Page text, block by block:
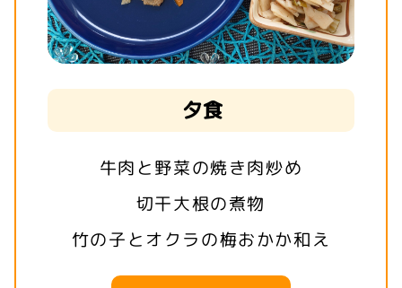
夕食
牛肉と野菜の焼き肉炒め
切干大根の煮物
竹の子とオクラの梅おかか和え